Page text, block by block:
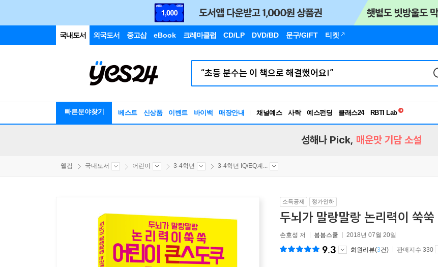
국내도서 외국도서 중고샵 eBook 크레마클럽 CD/LP DVD/BD 문구/GIFT 티켓
빠른분야찾기 베스트 신상품 이벤트 바이백 매장안내 채널예스 사락 예스펀딩 클래스24
독서유형검사
성해나 Pick, 매운맛 기담 소설
웰컴 국내도서 어린이 3-4학년 3-4학년 IQ/EQ계...
소득공제 정가인하
두뇌가 말랑말랑 논리력이 쑥
손호성 저 봄봄스쿨 2018년 07월 20일
9.3 회원리뷰(3건) 판매지수 330